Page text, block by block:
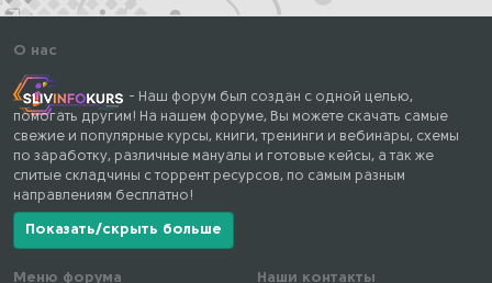
О нас
- Наш форум был создан с одной целью,
помогать другим! На нашем форуме, Вы можете скачать самые
свежие и популярные курсы, книги, тренинги и вебинары, схемы
по заработку, различные мануалы и готовые кейсы, а так же
слитые складчины с торрент ресурсов, по самым разным
направлениям бесплатно!
Показать/скрыть больше
Меню форума Наши контакты